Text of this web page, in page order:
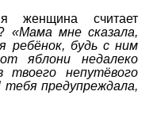
женщина считает
«Мама мне сказала,
ребёнок, будь с ним
яблони недалеко
непутёвого
предупреждала,